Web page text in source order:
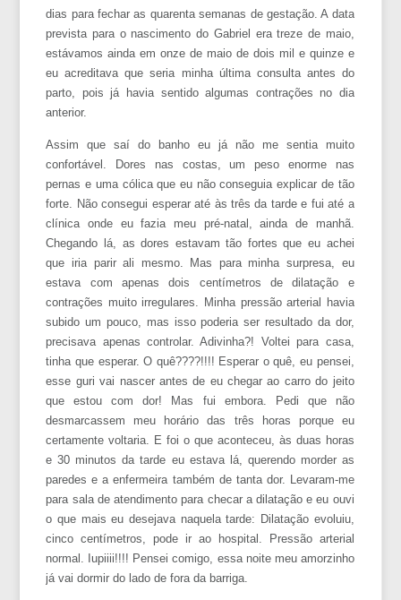
dias para fechar as quarenta semanas de gestação. A data
prevista para o nascimento do Gabriel era treze de maio,
estávamos ainda em onze de maio de dois mil e quinze e
eu acreditava que seria minha última consulta antes do
parto, pois já havia sentido algumas contrações no dia
anterior.
Assim que saí do banho eu já não me sentia muito
confortável. Dores nas costas, um peso enorme nas
pernas e uma cólica que eu não conseguia explicar de tão
forte. Não consegui esperar até às três da tarde e fui até a
clínica onde eu fazia meu pré-natal, ainda de manhã.
Chegando lá, as dores estavam tão fortes que eu achei
que iria parir ali mesmo. Mas para minha surpresa, eu
estava com apenas dois centímetros de dilatação e
contrações muito irregulares. Minha pressão arterial havia
subido um pouco, mas isso poderia ser resultado da dor,
precisava apenas controlar. Adivinha?! Voltei para casa,
tinha que esperar. O quê????!!!! Esperar o quê, eu pensei,
esse guri vai nascer antes de eu chegar ao carro do jeito
que estou com dor! Mas fui embora. Pedi que não
desmarcassem meu horário das três horas porque eu
certamente voltaria. E foi o que aconteceu, às duas horas
e 30 minutos da tarde eu estava lá, querendo morder as
paredes e a enfermeira também de tanta dor. Levaram-me
para sala de atendimento para checar a dilatação e eu ouvi
o que mais eu desejava naquela tarde: Dilatação evoluiu,
cinco centímetros, pode ir ao hospital. Pressão arterial
normal. Iupiiii!!!! Pensei comigo, essa noite meu amorzinho
já vai dormir do lado de fora da barriga.